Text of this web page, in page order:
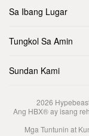
Sa Ibang Lugar
Tungkol Sa Amin
Sundan Kami
2026
Ang HBX® ay isang
Mga Tuntunin at